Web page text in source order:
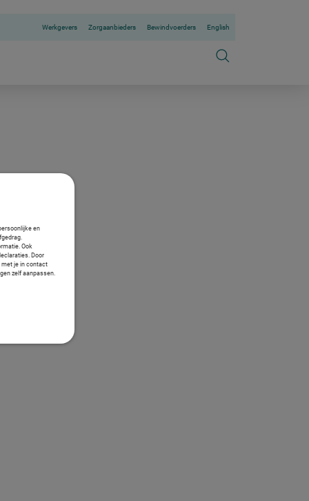
Werkgevers Zorgaanbieders Bewindvoerders English
en
Ook
Door
met je in contact
zelf aanpassen.